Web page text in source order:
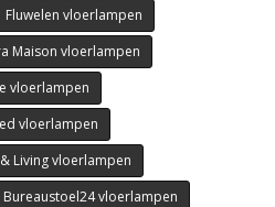
Fluwelen vloerlampen
Maison vloerlampen
vloerlampen
vloerlampen
Living vloerlampen
Bureaustoel24 vloerlampen